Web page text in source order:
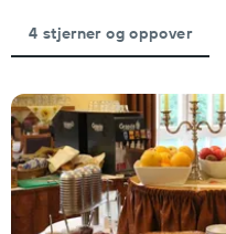
4 stjerner og oppover